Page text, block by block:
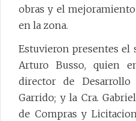
obras y el
en la zona.
Estuvieron presentes el
Arturo Busso, quien
director de Desarrollo
Garrido; y la Cra.
de Compras y